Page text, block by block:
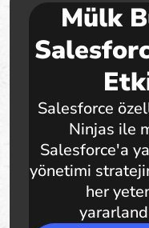
Mülk
Salesforce
Ninjas ile
Salesforce'a
yönetimi
her